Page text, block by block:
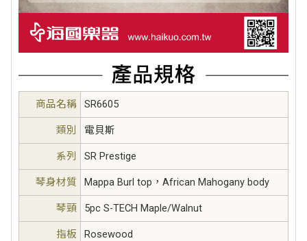
商品名稱 SR6605
類別 電貝斯
系列 SR Prestige
琴身材質 Mappa Burl top，African Mahogany body
琴頸 5pc S-TECH Maple/Walnut
指板 Rosewood